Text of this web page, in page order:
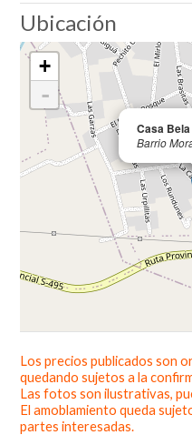
Ubicación
Casa
Barrio
+
-
Los precios publicados son
quedando sujetos a la
Las fotos son ilustrativas,
El amoblamiento queda
partes interesadas.